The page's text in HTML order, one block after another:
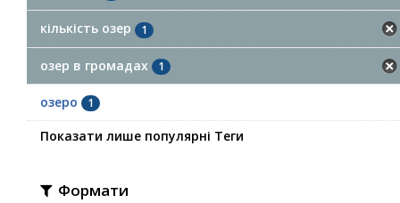
кількість озер 1
озер в громадах 1
озеро 1
Показати лише популярні Теги
Формати